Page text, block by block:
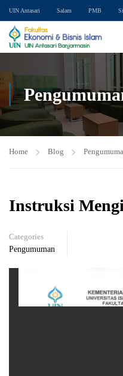
UIN Antasari Salam PMB
Home Blog
Instruksi
Categories
Pengumuman